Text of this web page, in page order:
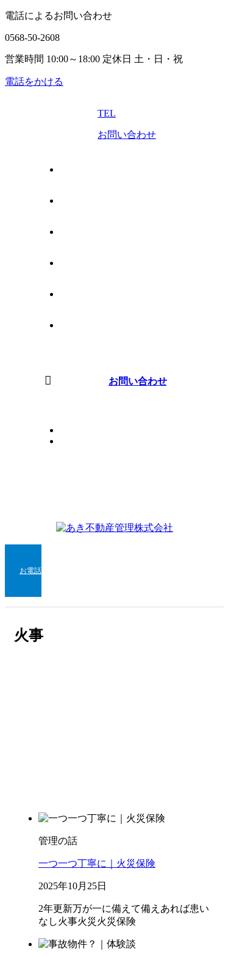
電話によるお問い合わせ
0568-50-2608
営業時間 10:00～18:00 定休日 土・日・祝
電話をかける
TEL
お問い合わせ
お問い合わせ
お電話
火事
管理の話
一つ一つ丁寧に｜火災保険
2025年10月25日
2年更新万が一に備えて備えあれば患い
なし火事火災火災保険